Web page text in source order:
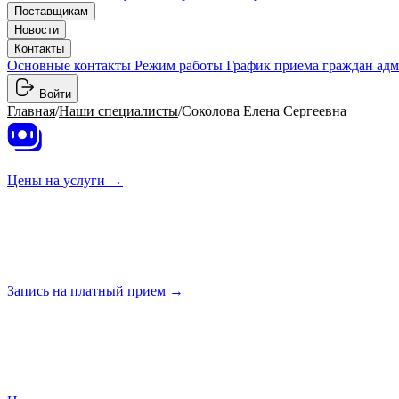
Поставщикам
Новости
Контакты
Основные контакты Режим работы График приема граждан
Войти
Главная/Наши специалисты/Соколова Елена Сергеевна
Цены на услуги →
Запись на платный прием →